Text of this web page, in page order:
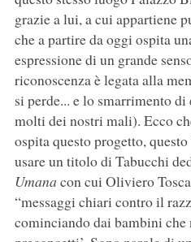
grazie a lui, a cui appartiene
che a partire da oggi ospita
espressione di un grande
riconoscenza è legata alla
si perde... e lo smarrimento di
molti dei nostri mali). Ecco
ospita questo progetto,
usare un titolo di Tabucchi
Umana con cui Oliviero
“messaggi chiari contro il
cominciando dai bambini